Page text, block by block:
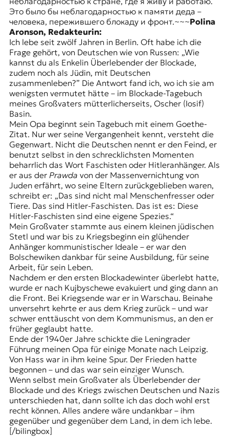
Это было бы неблагодарностью к памяти деда –
человека, пережившего блокаду и фронт.~~~Polina
Aronson, Redakteurin:
Ich lebe seit zwölf Jahren in Berlin. Oft habe ich die
Frage gehört, von Deutschen wie von Russen: „Wie
kannst du als Enkelin Überlebender der Blockade,
zudem noch als Jüdin, mit Deutschen
zusammenleben?” Die Antwort fand ich, wo ich sie am
wenigsten vermutet hätte – im Blockade-Tagebuch
meines Großvaters mütterlicherseits, Oscher (Iosif)
Basin.
Mein Opa beginnt sein Tagebuch mit einem Goethe-
Zitat. Nur wer seine Vergangenheit kennt, versteht die
Gegenwart. Nicht die Deutschen nennt er den Feind, er
benutzt selbst in den schrecklichsten Momenten
beharrlich das Wort Faschisten oder Hitleranhänger. Als
er aus der Prawda von der Massenvernichtung von
Juden erfährt, wo seine Eltern zurückgeblieben waren,
schreibt er: „Das sind nicht mal Menschenfresser oder
Tiere. Das sind Hitler-Faschisten. Das ist es: Diese
Hitler-Faschisten sind eine eigene Spezies.“
Mein Großvater stammte aus einem kleinen jüdischen
Stetl und war bis zu Kriegsbeginn ein glühender
Anhänger kommunistischer Ideale – er war den
Bolschewiken dankbar für seine Ausbildung, für seine
Arbeit, für sein Leben.
Nachdem er den ersten Blockadewinter überlebt hatte,
wurde er nach Kujbyschewe evakuiert und ging dann an
die Front. Bei Kriegsende war er in Warschau. Beinahe
unversehrt kehrte er aus dem Krieg zurück – und war
schwer enttäuscht von dem Kommunismus, an den er
früher geglaubt hatte.
Ende der 1940er Jahre schickte die Leningrader
Führung meinen Opa für einige Monate nach Leipzig.
Von Hass war in ihm keine Spur. Der Frieden hatte
begonnen – und das war sein einziger Wunsch.
Wenn selbst mein Großvater als Überlebender der
Blockade und des Kriegs zwischen Deutschen und Nazis
unterschieden hat, dann sollte ich das doch wohl erst
recht können. Alles andere wäre undankbar – ihm
gegenüber und gegenüber dem Land, in dem ich lebe.
[/bilingbox]